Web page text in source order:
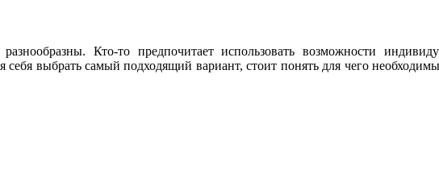
Кто-то предпочитает использовать возможности
выбрать самый подходящий вариант, стоит понять для чего